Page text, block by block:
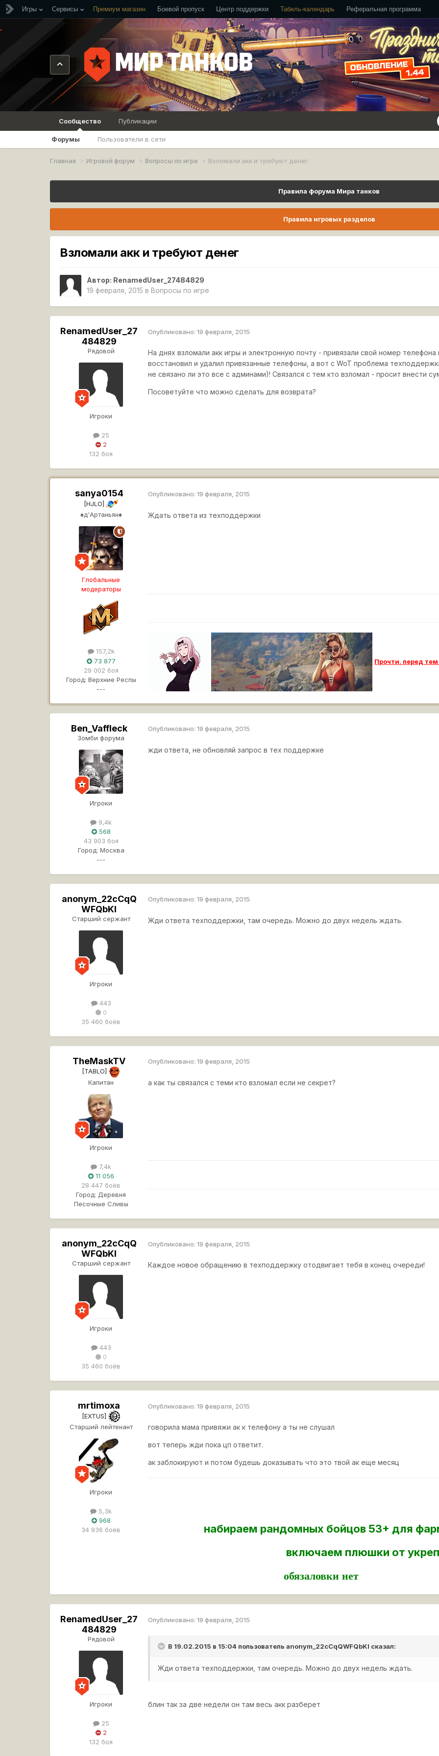
Игры Сервисы Премиум магазин Боевой пропуск Центр поддержки Табель-календарь Реферальная программа
Сообщество
Форумы Пользователи в сети
Публикации
Главная Игровой форум Вопросы по игре Взломали акк и требуют денег
Правила форума Мира танков
Правила игровых разделов
Взломали акк и требуют денег
Автор: RenamedUser_27484829
19 февраля, 2015 в Вопросы по игре
RenamedUser_27
484829
Рядовой
Игроки
25
2
132 боя
Опубликовано:19 февраля, 2015
На днях взломали акк игры и электронную почту - привязали свой номер
восстановил и удалил привязанные телефоны, а вот с WoT проблема
не связано ли это все с админами)! Связался с тем кто взломал - просит внести
Посоветуйте что можно сделать для возврата?
sanya0154
[HJLO]
♠д'Артаньян♠
Глобальные
модераторы
157,2k
73 877
29 002 боя
Город: Верхние Респы
---
Опубликовано:19 февраля, 2015
Ждать ответа из техподдержки
Прочти, перед тем
Ben_Vaffleck
Зомби форума
Игроки
9,4k
568
43 903 боя
Город: Москва
---
Опубликовано:19 февраля, 2015
жди ответа, не обновляй запрос в тех поддержке
anonym_22cCqQ
WFQbKI
Старший сержант
Игроки
443
0
35 460 боёв
Опубликовано:19 февраля, 2015
Жди ответа техподдержки, там очередь. Можно до двух недель ждать.
TheMaskTV
[TABLO]
Капитан
Игроки
7,4k
11 056
28 447 боёв
Город: Деревня
Песочные Сливы
Опубликовано:19 февраля, 2015
а как ты связался с теми кто взломал если не секрет?
anonym_22cCqQ
WFQbKI
Старший сержант
Игроки
443
0
35 460 боёв
Опубликовано:19 февраля, 2015
Каждое новое обращению в техподдержку отодвигает тебя в конец очереди!
mrtimoxa
[EXTUS]
Старший лейтенант
Игроки
5,3k
968
34 936 боёв
Опубликовано:19 февраля, 2015
говорила мама привяжи ак к телефону а ты не слушал
вот теперь жди пока цп ответит.
ак заблокируют и потом будешь доказывать что это твой ак еще месяц
набираем рандомных бойцов 53+ для
включаем плюшки от
обязаловки
RenamedUser_27
484829
Рядовой
Игроки
25
2
132 боя
Опубликовано:19 февраля, 2015
В 19.02.2015 в 15:04 пользовательanonym_22cCqQWFQbKI сказал:
Жди ответа техподдержки, там очередь. Можно до двух недель ждать.
блин так за две недели он там весь акк разберет